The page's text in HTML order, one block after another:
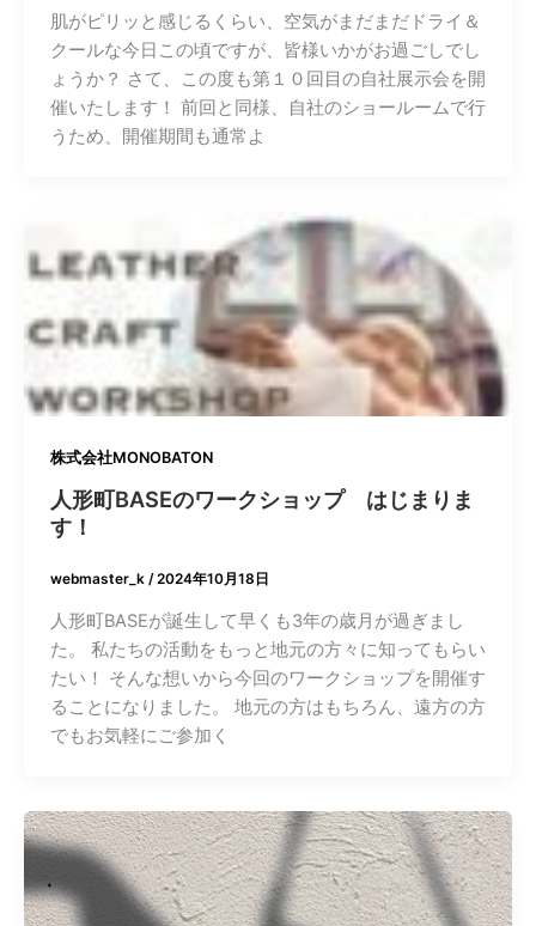
肌がピリッと感じるくらい、空気がまだまだドライ＆
クールな今日この頃ですが、皆様いかがお過ごしでし
ょうか？ さて、この度も第１０回目の自社展示会を開
催いたします！ 前回と同様、自社のショールームで行
うため、開催期間も通常よ
株式会社MONOBATON
人形町BASEのワークショップ はじまりま
す！
webmaster_k/2024年10月18日
人形町BASEが誕生して早くも3年の歳月が過ぎまし
た。 私たちの活動をもっと地元の方々に知ってもらい
たい！ そんな想いから今回のワークショップを開催す
ることになりました。 地元の方はもちろん、遠方の方
でもお気軽にご参加く